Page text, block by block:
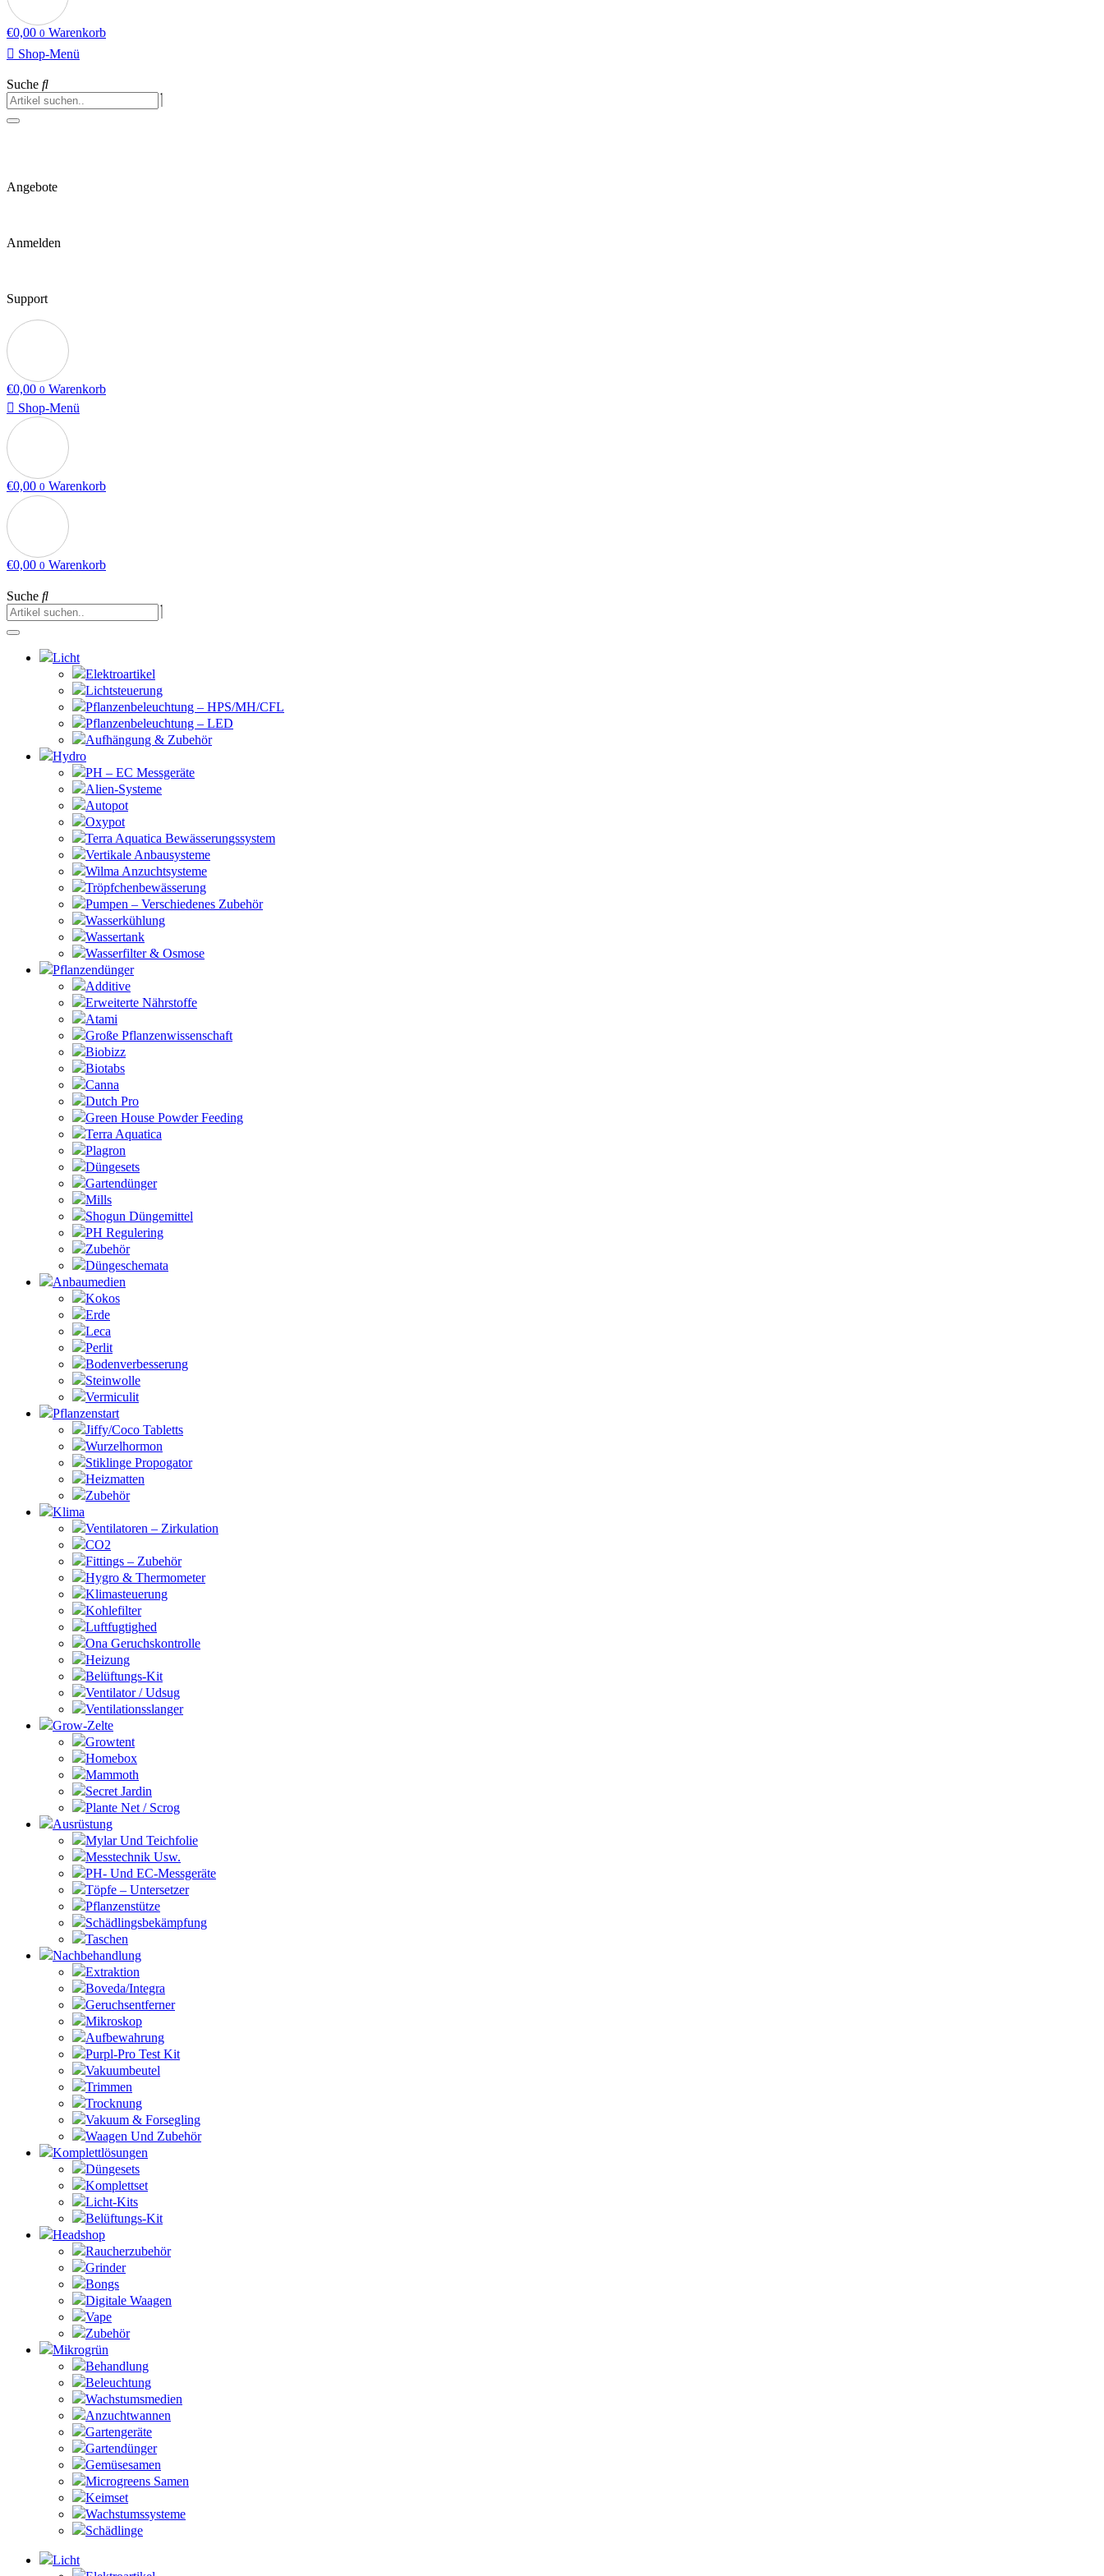
€0,00 0 Warenkorb
Shop-Menü
Suche
Angebote
Anmelden
Support
€0,00 0 Warenkorb
Shop-Menü
€0,00 0 Warenkorb
€0,00 0 Warenkorb
Suche
Licht
Elektroartikel
Lichtsteuerung
Pflanzenbeleuchtung – HPS/MH/CFL
Pflanzenbeleuchtung – LED
Aufhängung & Zubehör
Hydro
PH – EC Messgeräte
Alien-Systeme
Autopot
Oxypot
Terra Aquatica Bewässerungssystem
Vertikale Anbausysteme
Wilma Anzuchtsysteme
Tröpfchenbewässerung
Pumpen – Verschiedenes Zubehör
Wasserkühlung
Wassertank
Wasserfilter & Osmose
Pflanzendünger
Additive
Erweiterte Nährstoffe
Atami
Große Pflanzenwissenschaft
Biobizz
Biotabs
Canna
Dutch Pro
Green House Powder Feeding
Terra Aquatica
Plagron
Düngesets
Gartendünger
Mills
Shogun Düngemittel
PH Regulering
Zubehör
Düngeschemata
Anbaumedien
Kokos
Erde
Leca
Perlit
Bodenverbesserung
Steinwolle
Vermiculit
Pflanzenstart
Jiffy/Coco Tabletts
Wurzelhormon
Stiklinge Propogator
Heizmatten
Zubehör
Klima
Ventilatoren – Zirkulation
CO2
Fittings – Zubehör
Hygro & Thermometer
Klimasteuerung
Kohlefilter
Luftfugtighed
Ona Geruchskontrolle
Heizung
Belüftungs-Kit
Ventilator / Udsug
Ventilationsslanger
Grow-Zelte
Growtent
Homebox
Mammoth
Secret Jardin
Plante Net / Scrog
Ausrüstung
Mylar Und Teichfolie
Messtechnik Usw.
PH- Und EC-Messgeräte
Töpfe – Untersetzer
Pflanzenstütze
Schädlingsbekämpfung
Taschen
Nachbehandlung
Extraktion
Boveda/Integra
Geruchsentferner
Mikroskop
Aufbewahrung
Purpl-Pro Test Kit
Vakuumbeutel
Trimmen
Trocknung
Vakuum & Forsegling
Waagen Und Zubehör
Komplettlösungen
Düngesets
Komplettset
Licht-Kits
Belüftungs-Kit
Headshop
Raucherzubehör
Grinder
Bongs
Digitale Waagen
Vape
Zubehör
Mikrogrün
Behandlung
Beleuchtung
Wachstumsmedien
Anzuchtwannen
Gartengeräte
Gartendünger
Gemüsesamen
Microgreens Samen
Keimset
Wachstumssysteme
Schädlinge
Licht